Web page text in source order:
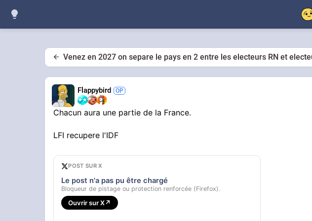
Venez en 2027 on separe le pays en 2 entre les electeurs RN et
Flappybird
Chacun aura une partie de la France.
LFI recupere l'IDF
POST SUR X
Le post n'a pas pu être chargé
Bloqueur de pistage ou protection renforcée (Firefox).
Ouvrir sur X↗